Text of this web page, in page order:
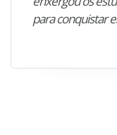
para conquistar